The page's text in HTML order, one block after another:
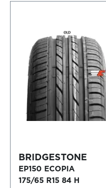
BRIDGESTONE
EP150 ECOPIA
175/65 R15 84 H